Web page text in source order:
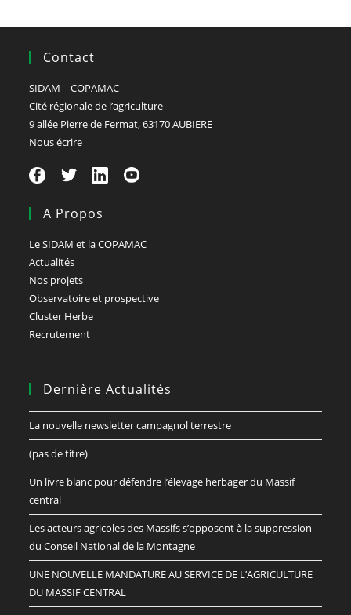
Contact
SIDAM – COPAMAC
Cité régionale de l’agriculture
9 allée Pierre de Fermat, 63170 AUBIERE
Nous écrire
A Propos
Le SIDAM et la COPAMAC
Actualités
Nos projets
Observatoire et prospective
Cluster Herbe
Recrutement
Dernière Actualités
La nouvelle newsletter campagnol terrestre
(pas de titre)
Un livre blanc pour défendre l’élevage herbager du Massif
central
Les acteurs agricoles des Massifs s’opposent à la suppression
du Conseil National de la Montagne
UNE NOUVELLE MANDATURE AU SERVICE DE L’AGRICULTURE
DU MASSIF CENTRAL